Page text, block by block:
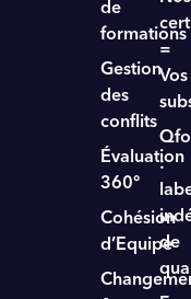
de
formations
Gestion
des
conflits
Évaluation
360°
Cohésion
d’Equipe
=
Vos
:
de